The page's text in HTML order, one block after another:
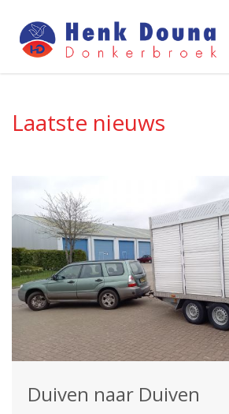
Laatste nieuws
Duiven naar Duiven